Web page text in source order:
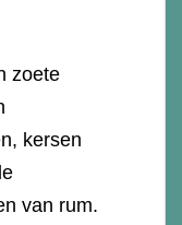
zoete
kersen
van rum.